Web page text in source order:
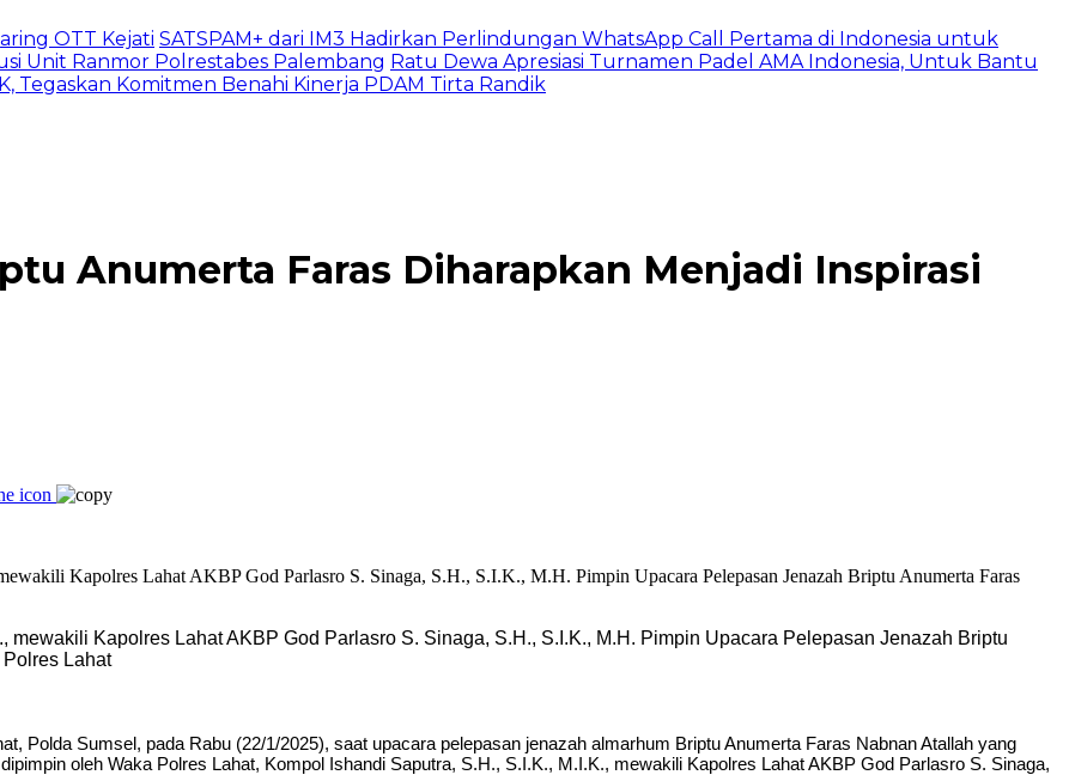
OTT Kejati SATSPAM+ dari IM3 Hadirkan Perlindungan WhatsApp Call Pertama di Indonesia untuk
Unit Ranmor Polrestabes Palembang Ratu Dewa Apresiasi Turnamen Padel AMA Indonesia, Untuk Bantu
Tegaskan Komitmen Benahi Kinerja PDAM Tirta Randik
Anumerta Faras Diharapkan Menjadi Inspirasi
mewakili Kapolres Lahat AKBP God Parlasro S. Sinaga, S.H., S.I.K., M.H. Pimpin Upacara Pelepasan Jenazah Briptu
Lahat
Polda Sumsel, pada Rabu (22/1/2025), saat upacara pelepasan jenazah almarhum Briptu Anumerta Faras Nabnan Atallah yang
oleh Waka Polres Lahat, Kompol Ishandi Saputra, S.H., S.I.K., M.I.K., mewakili Kapolres Lahat AKBP God Parlasro S. Sinaga,